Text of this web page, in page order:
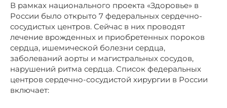
В рамках национального проекта «Здоровье» в
России было открыто 7 федеральных сердечно-
сосудистых центров. Сейчас в них проводят
лечение врожденных и приобретенных пороков
сердца, ишемической болезни сердца,
заболеваний аорты и магистральных сосудов,
нарушений ритма сердца. Список федеральных
центров сердечно-сосудистой хирургии в России
включает: